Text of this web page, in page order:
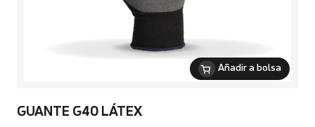
Añadir a bolsa
GUANTE G40 LÁTEX